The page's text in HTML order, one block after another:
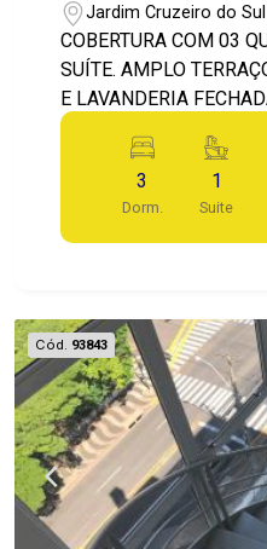
Jardim Cruzeiro do
COBERTURA COM 03
SUÍTE. AMPLO
E LAVANDERIA
GARAGEM COBERTA.
COMPLETA COM
CHURRASQUEIRA.
PLAYGROUND, PRAÇA
LOCALIZADO NA
3
Dorm.
1
Suite
Cód. 93843